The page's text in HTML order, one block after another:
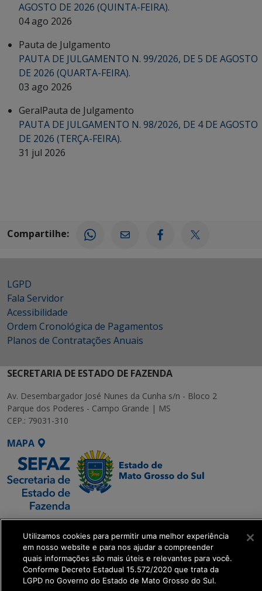
AGOSTO DE 2026 (QUINTA-FEIRA).
04 ago 2026
Pauta de Julgamento
PAUTA DE JULGAMENTO N. 99/2026, DE 5 DE AGOSTO
DE 2026 (QUARTA-FEIRA).
03 ago 2026
GeralPauta de Julgamento
PAUTA DE JULGAMENTO N. 98/2026, DE 4 DE AGOSTO
DE 2026 (TERÇA-FEIRA).
31 jul 2026
Compartilhe:
LGPD
Fala Servidor
Acessibilidade
Ordem Cronológica de Pagamentos
Planos de Contratações Anuais
SECRETARIA DE ESTADO DE FAZENDA
Av. Desembargador José Nunes da Cunha s/n - Bloco 2
Parque dos Poderes - Campo Grande | MS
CEP.: 79031-310
MAPA
SETDIG | Secretaria-
Executiva de
Transformação Digital
get_footer();
Utilizamos cookies para permitir uma melhor experiência
em nosso website e para nos ajudar a compreender
quais informações são mais úteis e relevantes para você.
Conforme Decreto Estadual 15.572/2020 que trata da
LGPD no Governo do Estado de Mato Grosso do Sul.